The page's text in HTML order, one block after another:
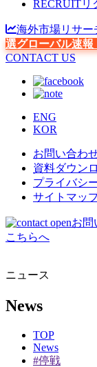
RECRUITリ
海外市場リサー
選グローバル速報
CONTACT US
ENG
KOR
お問い合わ
資料ダウン
プライバシ
サイトマッ
お問
こちらへ
ニュース
News
TOP
News
#停戦